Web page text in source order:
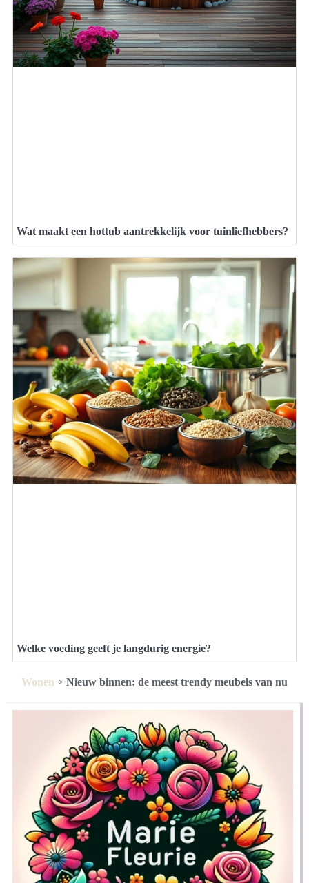
Wat maakt een hottub aantrekkelijk voor tuinliefhebbers?
Welke voeding geeft je langdurig energie?
Wonen > Nieuw binnen: de meest trendy meubels van nu